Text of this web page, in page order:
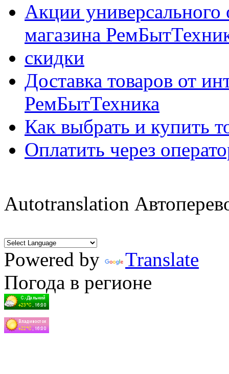
Акции универсального
магазина
скидки
Доставка товаров от
РемБытТехника
Как выбрать и купить
Оплатить через
Autotranslation
Powered by
Translate
Погода в регионе